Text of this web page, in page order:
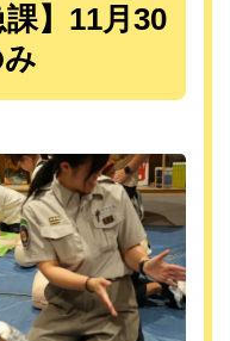
】11月30